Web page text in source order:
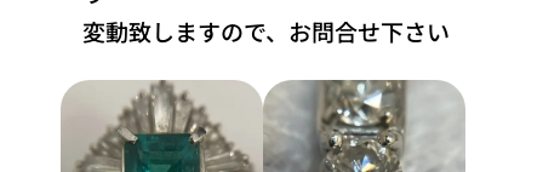
変動致しますので、お問合せ下さい